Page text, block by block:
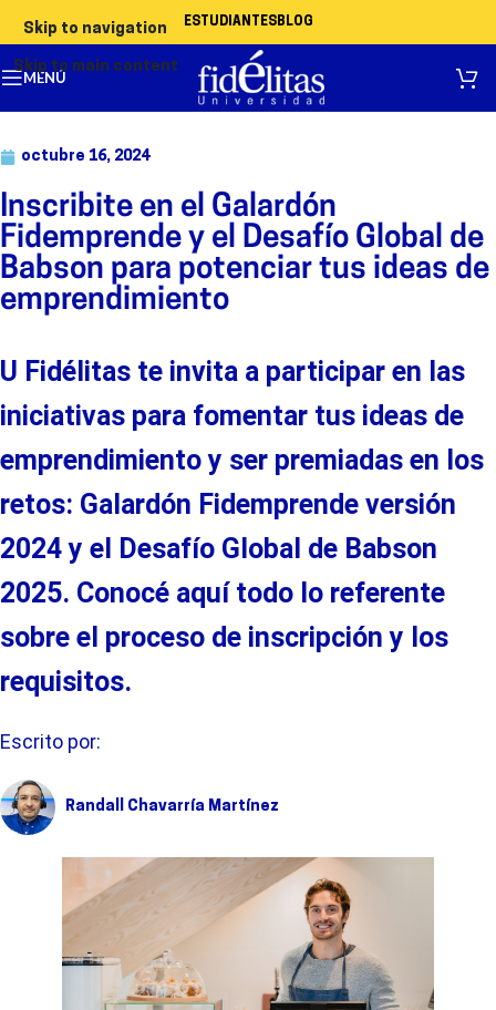
Skip to navigation
Skip to main content
ESTUDIANTESBLOG
MENÚ
octubre 16, 2024
Inscribite en el Galardón
Fidemprende y el Desafío Global de
Babson para potenciar tus ideas de
emprendimiento
U Fidélitas te invita a participar en las
iniciativas para fomentar tus ideas de
emprendimientoy ser premiadas en los
retos: Galardón Fidemprende versión
2024 y el Desafío Global de Babson
2025. Conocé aquí todo lo referente
sobre el proceso de inscripción y los
requisitos.
Escrito por:
Randall Chavarría Martínez